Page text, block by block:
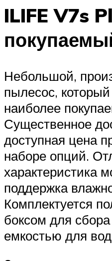
ILIFE V7s
Небольшой,
пылесос,
наиболее
Существенное
доступная цена
наборе опций.
характеристика
поддержка
Комплектуется
боксом для
емкостью для